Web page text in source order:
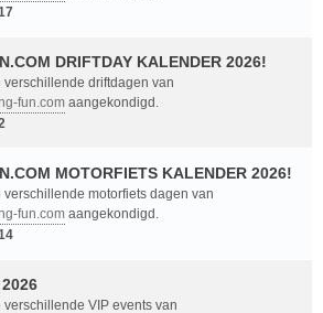
DRIFTDAY KALENDER 2026!
verschillende driftdagen van
fun.com aangekondigd.
MOTORFIETS KALENDER 2026!
verschillende motorfiets dagen van
fun.com aangekondigd.
2026
verschillende VIP events van